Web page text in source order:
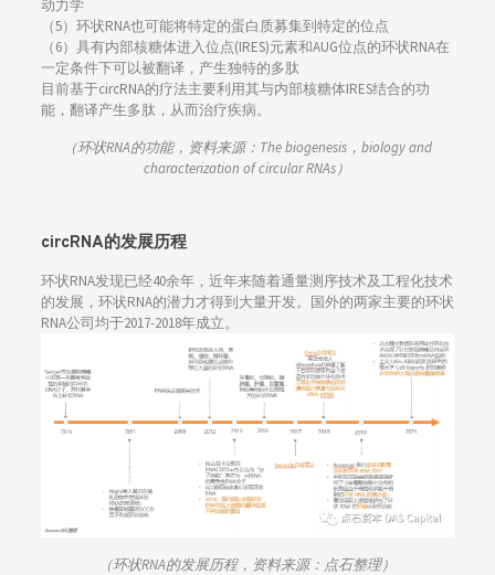
动力学
（5）环状RNA也可能将特定的蛋白质募集到特定的位点
（6）具有内部核糖体进入位点(IRES)元素和AUG位点的环状RNA在
一定条件下可以被翻译，产生独特的多肽
目前基于circRNA的疗法主要利用其与内部核糖体IRES结合的功
能，翻译产生多肽，从而治疗疾病。
（环状RNA的功能，资料来源：The biogenesis，biology and
characterization of circular RNAs）
circRNA的发展历程
环状RNA发现已经40余年，近年来随着通量测序技术及工程化技术
的发展，环状RNA的潜力才得到大量开发。国外的两家主要的环状
RNA公司均于2017-2018年成立。
（环状RNA的发展历程，资料来源：点石整理）